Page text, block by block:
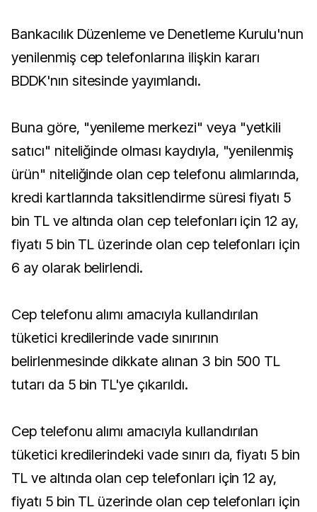
Bankacılık Düzenleme ve Denetleme Kurulu'nun
yenilenmiş cep telefonlarına ilişkin kararı
BDDK'nın sitesinde yayımlandı.
Buna göre, "yenileme merkezi" veya "yetkili
satıcı" niteliğinde olması kaydıyla, "yenilenmiş
ürün" niteliğinde olan cep telefonu alımlarında,
kredi kartlarında taksitlendirme süresi fiyatı 5
bin TL ve altında olan cep telefonları için 12 ay,
fiyatı 5 bin TL üzerinde olan cep telefonları için
6 ay olarak belirlendi.
Cep telefonu alımı amacıyla kullandırılan
tüketici kredilerinde vade sınırının
belirlenmesinde dikkate alınan 3 bin 500 TL
tutarı da 5 bin TL'ye çıkarıldı.
Cep telefonu alımı amacıyla kullandırılan
tüketici kredilerindeki vade sınırı da, fiyatı 5 bin
TL ve altında olan cep telefonları için 12 ay,
fiyatı 5 bin TL üzerinde olan cep telefonları için